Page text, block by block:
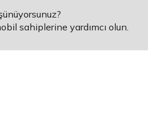
sahiplerine yardımcı olun.